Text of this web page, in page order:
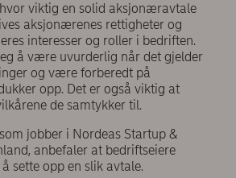
viktig en solid aksjonæravtale
aksjonærenes rettigheter og
interesser og roller i bedriften.
å være uvurderlig når det gjelder
og være forberedt på
opp. Det er også viktig at
de samtykker til.
jobber i Nordeas Startup &
anbefaler at bedriftseiere
sette opp en slik avtale.